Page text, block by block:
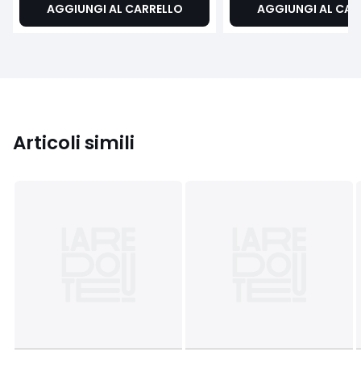
AGGIUNGI AL CARRELLO AGGIUNGI AL
Articoli simili